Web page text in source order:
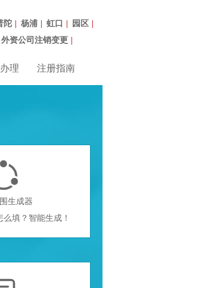
陀 | 杨浦 | 虹口 | 园区 |
外资公司注销变更 |
理 注册指南
生成器
填？智能生成！